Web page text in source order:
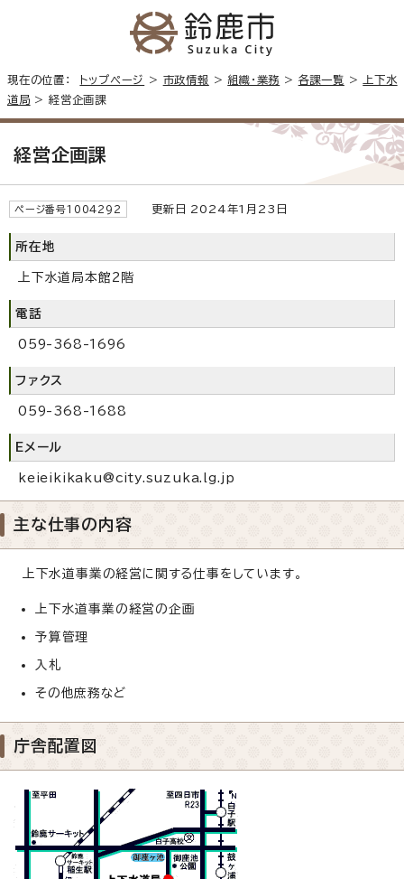
現在の位置： トップページ > 市政情報 >組織・業務 > 各課一覧 >
上下水
道局 > 経営企画課
経営企画課
ページ番号1004292 更新日 2024年1月23日
所在地
上下水道局本館2階
電話
059-368-1696
ファクス
059-368-1688
Eメール
keieikikaku@city.suzuka.lg.jp
主な仕事の内容
上下水道事業の経営に関する仕事をしています。
上下水道事業の経営の企画
予算管理
入札
その他庶務など
庁舎配置図